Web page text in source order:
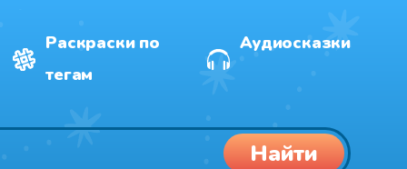
Раскраски по
тегам
Аудиосказки
Найти